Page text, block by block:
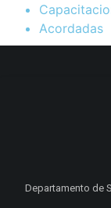
Acordadas
Departamento de